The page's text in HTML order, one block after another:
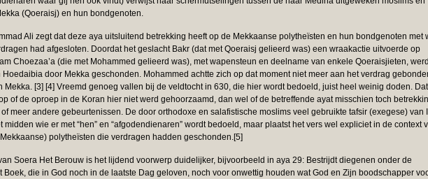
(Qoeraisj) en hun bondgenoten.
Ali zegt dat deze aya uitsluitend betrekking heeft op de Mekkaanse polytheïsten en hun bondgenoten met
had afgesloten. Doordat het geslacht Bakr (dat met Qoeraisj gelieerd was) een wraakactie uitvoerde op
Choezaa’a (die met Mohammed gelieerd was), met wapensteun en deelname van enkele Qoeraisjieten, werd
Hoedaibia door Mekka geschonden. Mohammed achtte zich op dat moment niet meer aan het verdrag
Mekka. [3] [4] Vreemd genoeg vallen bij de veldtocht in 630, die hier wordt bedoeld, juist heel weinig doden. Dat
of de oproep in de Koran hier niet werd gehoorzaamd, dan wel of de betreffende ayat misschien toch
meer andere gebeurtenissen. De door orthodoxe en salafistische moslims veel gebruikte tafsir (exegese) van
midden wie er met “hen” en “afgodendienaren” wordt bedoeld, maar plaatst het vers wel expliciet in de context
polytheïsten die verdragen hadden geschonden.[5]
Soera Het Berouw is het lijdend voorwerp duidelijker, bijvoorbeeld in aya 29: Bestrijdt diegenen onder de
Boek, die in God noch in de laatste Dag geloven, noch voor onwettig houden wat God en Zijn boodschapper